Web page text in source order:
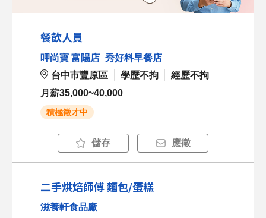
餐飲人員
呷尚寶 富陽店_秀好料早餐店
台中市豐原區
學歷不拘
經歷不拘
月薪35,000~40,000
積極徵才中
儲存 應徵
二手烘焙師傅 麵包/蛋糕
滋養軒食品廠